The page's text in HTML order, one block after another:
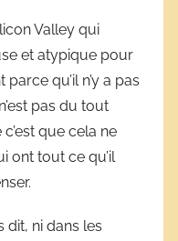
Valley qui
et atypique pour
qu’il n’y a pas
pas du tout
que cela ne
ont tout ce qu’il
dit, ni dans les